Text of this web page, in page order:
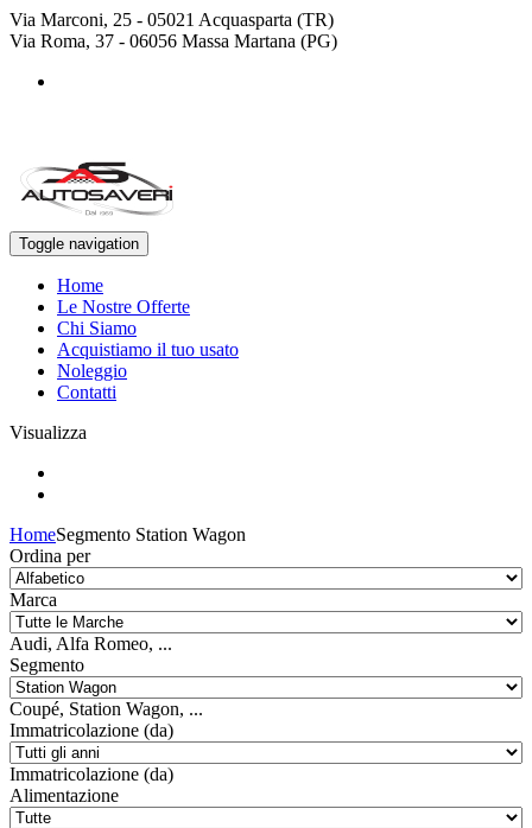
Via Marconi, 25 - 05021 Acquasparta (TR)
Via Roma, 37 - 06056 Massa Martana (PG)
Toggle navigation
Home
Le Nostre Offerte
Chi Siamo
Acquistiamo il tuo usato
Noleggio
Contatti
Visualizza
HomeSegmento Station Wagon
Ordina per
Marca
Audi, Alfa Romeo, ...
Segmento
Coupé, Station Wagon, ...
Immatricolazione (da)
Immatricolazione (da)
Alimentazione